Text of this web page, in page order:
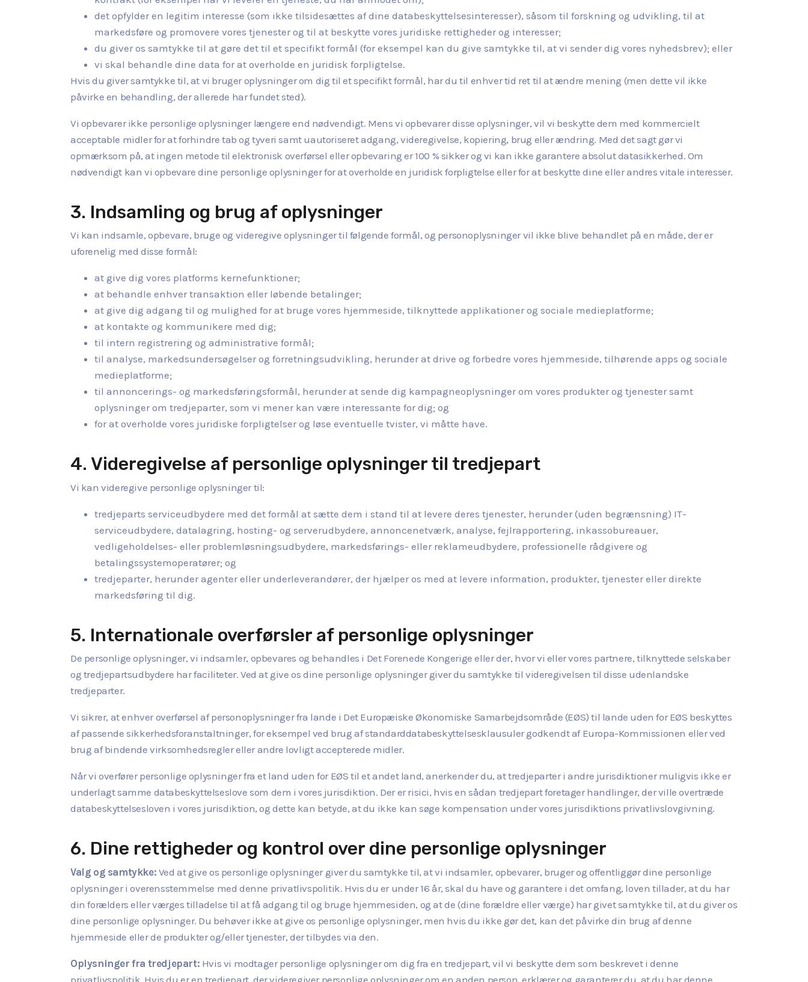
det opfylder en legitim interesse (som ikke tilsidesættes af dine databeskyttelsesinteresser), såsom til forskning og udvikling, til at
markedsføre og promovere vores tjenester og til at beskytte vores juridiske rettigheder og interesser;
du giver os samtykke til at gøre det til et specifikt formål (for eksempel kan du give samtykke til, at vi sender dig vores nyhedsbrev); eller
vi skal behandle dine data for at overholde en juridisk forpligtelse.
Hvis du giver samtykke til, at vi bruger oplysninger om dig til et specifikt formål, har du til enhver tid ret til at ændre mening (men dette vil ikke
påvirke en behandling, der allerede har fundet sted).
Vi opbevarer ikke personlige oplysninger længere end nødvendigt. Mens vi opbevarer disse oplysninger, vil vi beskytte dem med kommercielt
acceptable midler for at forhindre tab og tyveri samt uautoriseret adgang, videregivelse, kopiering, brug eller ændring. Med det sagt gør vi
opmærksom på, at ingen metode til elektronisk overførsel eller opbevaring er 100 % sikker og vi kan ikke garantere absolut datasikkerhed. Om
nødvendigt kan vi opbevare dine personlige oplysninger for at overholde en juridisk forpligtelse eller for at beskytte dine eller andres vitale interesser.
3. Indsamling og brug af oplysninger
Vi kan indsamle, opbevare, bruge og videregive oplysninger til følgende formål, og personoplysninger vil ikke blive behandlet på en måde, der er
uforenelig med disse formål:
at give dig vores platforms kernefunktioner;
at behandle enhver transaktion eller løbende betalinger;
at give dig adgang til og mulighed for at bruge vores hjemmeside, tilknyttede applikationer og sociale medieplatforme;
at kontakte og kommunikere med dig;
til intern registrering og administrative formål;
til analyse, markedsundersøgelser og forretningsudvikling, herunder at drive og forbedre vores hjemmeside, tilhørende apps og sociale
medieplatforme;
til annoncerings- og markedsføringsformål, herunder at sende dig kampagneoplysninger om vores produkter og tjenester samt
oplysninger om tredjeparter, som vi mener kan være interessante for dig; og
for at overholde vores juridiske forpligtelser og løse eventuelle tvister, vi måtte have.
4. Videregivelse af personlige oplysninger til tredjepart
Vi kan videregive personlige oplysninger til:
tredjeparts serviceudbydere med det formål at sætte dem i stand til at levere deres tjenester, herunder (uden begrænsning) IT-
serviceudbydere, datalagring, hosting- og serverudbydere, annoncenetværk, analyse, fejlrapportering, inkassobureauer,
vedligeholdelses- eller problemløsningsudbydere, markedsførings- eller reklameudbydere, professionelle rådgivere og
betalingssystemoperatører; og
tredjeparter, herunder agenter eller underleverandører, der hjælper os med at levere information, produkter, tjenester eller direkte
markedsføring til dig.
5. Internationale overførsler af personlige oplysninger
De personlige oplysninger, vi indsamler, opbevares og behandles i Det Forenede Kongerige eller der, hvor vi eller vores partnere, tilknyttede selskaber
og tredjepartsudbydere har faciliteter. Ved at give os dine personlige oplysninger giver du samtykke til videregivelsen til disse udenlandske
tredjeparter.
Vi sikrer, at enhver overførsel af personoplysninger fra lande i Det Europæiske Økonomiske Samarbejdsområde (EØS) til lande uden for EØS beskyttes
af passende sikkerhedsforanstaltninger, for eksempel ved brug af standarddatabeskyttelsesklausuler godkendt af Europa-Kommissionen eller ved
brug af bindende virksomhedsregler eller andre lovligt accepterede midler.
Når vi overfører personlige oplysninger fra et land uden for EØS til et andet land, anerkender du, at tredjeparter i andre jurisdiktioner muligvis ikke er
underlagt samme databeskyttelseslove som dem i vores jurisdiktion. Der er risici, hvis en sådan tredjepart foretager handlinger, der ville overtræde
databeskyttelsesloven i vores jurisdiktion, og dette kan betyde, at du ikke kan søge kompensation under vores jurisdiktions privatlivslovgivning.
6. Dine rettigheder og kontrol over dine personlige oplysninger
Valg og samtykke: Ved at give os personlige oplysninger giver du samtykke til, at vi indsamler, opbevarer, bruger og offentliggør dine personlige
oplysninger i overensstemmelse med denne privatlivspolitik. Hvis du er under 16 år, skal du have og garantere i det omfang, loven tillader, at du har
din forælders eller værges tilladelse til at få adgang til og bruge hjemmesiden, og at de (dine forældre eller værge) har givet samtykke til, at du giver os
dine personlige oplysninger. Du behøver ikke at give os personlige oplysninger, men hvis du ikke gør det, kan det påvirke din brug af denne
hjemmeside eller de produkter og/eller tjenester, der tilbydes via den.
Oplysninger fra tredjepart: Hvis vi modtager personlige oplysninger om dig fra en tredjepart, vil vi beskytte dem som beskrevet i denne
privatlivspolitik. Hvis du er en tredjepart, der videregiver personlige oplysninger om en anden person, erklærer og garanterer du, at du har denne